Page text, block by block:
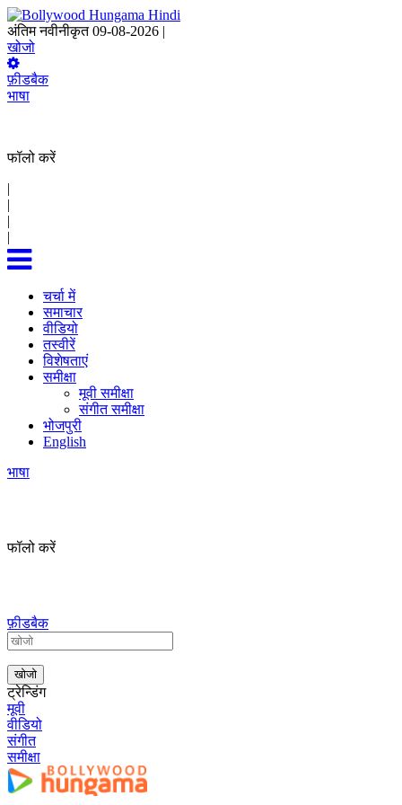
अंतिम नवीनीकृत 09-08-2026 |
खोजो
फ़ीडबैक
भाषा
फॉलो करें
|
|
|
|
चर्चा में
समाचार
वीडियो
तस्वीरें
विशेषताएं
समीक्षा
मूवी समीक्षा
संगीत समीक्षा
भोजपुरी
English
भाषा
फॉलो करें
फ़ीडबैक
ट्रेन्डिंग
मूवी
वीडियो
संगीत
समीक्षा